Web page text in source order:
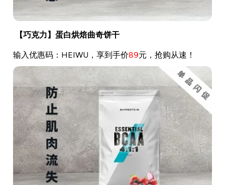
【巧克力】蛋白烘焙曲奇饼干
输入优惠码：HEIWU，享到手价89元，抢购从速！